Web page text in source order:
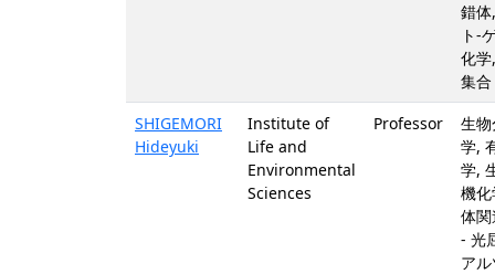
錯
ト-
化
集合
SHIGEMORI
Hideyuki
Institute of
Life and
Environmental
Sciences
Professor
生
学,
学,
機
体
- 光
ア